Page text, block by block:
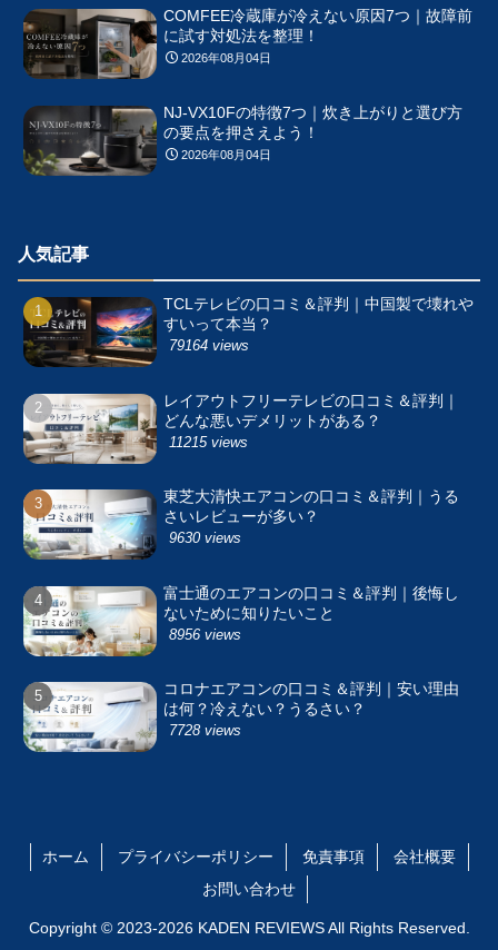
COMFEE冷蔵庫が冷えない原因7つ｜故障前
に試す対処法を整理！
2026年08月04日
NJ-VX10Fの特徴7つ｜炊き上がりと選び方
の要点を押さえよう！
2026年08月04日
人気記事
TCLテレビの口コミ＆評判｜中国製で壊れや
すいって本当？
79164 views
レイアウトフリーテレビの口コミ＆評判｜
どんな悪いデメリットがある？
11215 views
東芝大清快エアコンの口コミ＆評判｜うる
さいレビューが多い？
9630 views
富士通のエアコンの口コミ＆評判｜後悔し
ないために知りたいこと
8956 views
コロナエアコンの口コミ＆評判｜安い理由
は何？冷えない？うるさい？
7728 views
ホーム プライバシーポリシー 免責事項
会社概要
お問い合わせ
Copyright © 2023-2026 KADEN REVIEWS All Rights Reserved.